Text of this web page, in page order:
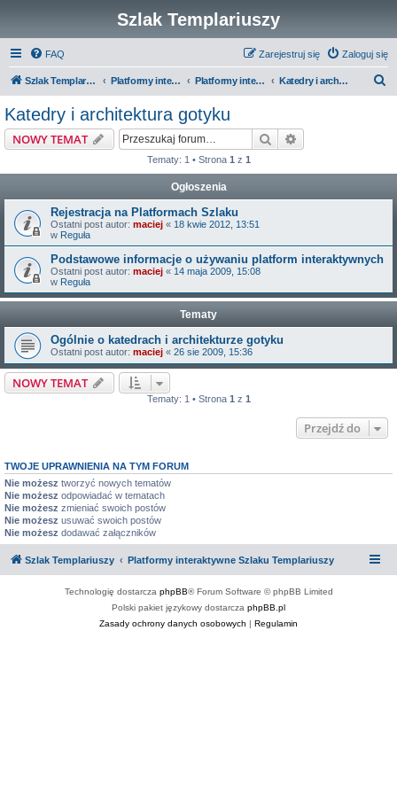
Szlak Templariuszy
FAQ Zaloguj się
Zarejestruj się
Szlak Templariuszy Platformy interaktywne Szlaku Templariuszy Platformy interaktywne - Średniowiecze Katedry i architektura gotyku
Katedry i architektura gotyku
NOWY TEMAT Szukaj
Tematy: 1 • Strona 1 z 1
Ogłoszenia
Rejestracja na Platformach Szlaku
Ostatni post autor: maciej « 18 kwie 2012, 13:51
w Reguła
Podstawowe informacje o używaniu platform interaktywnych
Ostatni post autor: maciej « 14 maja 2009, 15:08
w Reguła
Tematy
Ogólnie o katedrach i architekturze gotyku
Ostatni post autor: maciej « 26 sie 2009, 15:36
NOWY TEMAT
Tematy: 1 • Strona 1 z 1
Przejdź do
TWOJE UPRAWNIENIA NA TYM FORUM
Nie możesz tworzyć nowych tematów
Nie możesz odpowiadać w tematach
Nie możesz zmieniać swoich postów
Nie możesz usuwać swoich postów
Nie możesz dodawać załączników
Szlak Templariuszy Platformy interaktywne Szlaku Templariuszy
Technologię dostarcza phpBB® Forum Software © phpBB Limited
Polski pakiet językowy dostarcza phpBB.pl
Zasady ochrony danych osobowych | Regulamin